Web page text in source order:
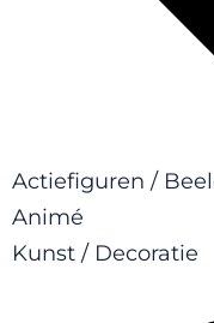
Actiefiguren /
Animé
Kunst / Decoratie